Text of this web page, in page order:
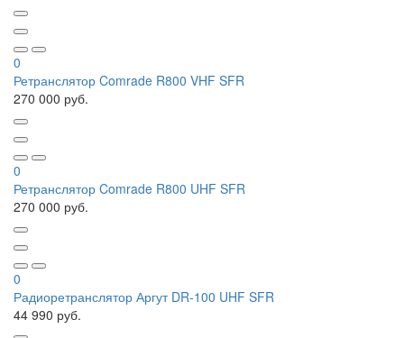
0
Ретранслятор Comrade R800 VHF SFR
270 000 руб.
0
Ретранслятор Comrade R800 UHF SFR
270 000 руб.
0
Радиоретранслятор Аргут DR-100 UHF SFR
44 990 руб.